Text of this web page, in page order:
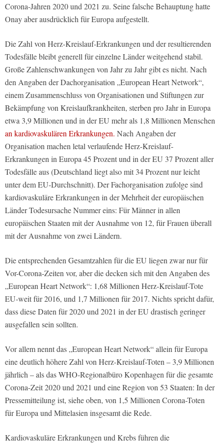
Corona-Jahren 2020 und 2021 zu. Seine falsche Behauptung hatte
Onay aber ausdrücklich für Europa aufgestellt.
Die Zahl von Herz-Kreislauf-Erkrankungen und der resultierenden
Todesfälle bleibt generell für einzelne Länder weitgehend stabil.
Große Zahlenschwankungen von Jahr zu Jahr gibt es nicht. Nach
den Angaben der Dachorganisation „European Heart Network“,
einem Zusammenschluss von Organisationen und Stiftungen zur
Bekämpfung von Kreislaufkrankheiten, sterben pro Jahr in Europa
etwa 3,9 Millionen und in der EU mehr als 1,8 Millionen Menschen
an kardiovaskulären Erkrankungen. Nach Angaben der
Organisation machen letal verlaufende Herz-Kreislauf-
Erkrankungen in Europa 45 Prozent und in der EU 37 Prozent aller
Todesfälle aus (Deutschland liegt also mit 34 Prozent nur leicht
unter dem EU-Durchschnitt). Der Fachorganisation zufolge sind
kardiovaskuläre Erkrankungen in der Mehrheit der europäischen
Länder Todesursache Nummer eins: Für Männer in allen
europäischen Staaten mit der Ausnahme von 12, für Frauen überall
mit der Ausnahme von zwei Ländern.
Die entsprechenden Gesamtzahlen für die EU liegen zwar nur für
Vor-Corona-Zeiten vor, aber die decken sich mit den Angaben des
„European Heart Network“: 1,68 Millionen Herz-Kreislauf-Tote
EU-weit für 2016, und 1,7 Millionen für 2017. Nichts spricht dafür,
dass diese Daten für 2020 und 2021 in der EU drastisch geringer
ausgefallen sein sollten.
Vor allem nennt das „European Heart Network“ allein für Europa
eine deutlich höhere Zahl von Herz-Kreislauf-Toten – 3,9 Millionen
jährlich – als das WHO-Regionalbüro Kopenhagen für die gesamte
Corona-Zeit 2020 und 2021 und eine Region von 53 Staaten: In der
Pressemitteilung ist, siehe oben, von 1,5 Millionen Corona-Toten
für Europa und Mittelasien insgesamt die Rede.
Kardiovaskuläre Erkrankungen und Krebs führen die